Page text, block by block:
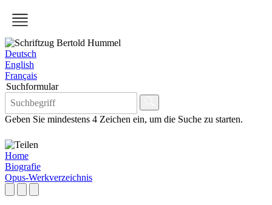
Deutsch
English
Français
Suchformular
Geben Sie mindestens 4 Zeichen ein, um die Suche zu starten.
Home
Biografie
Opus-Werkverzeichnis